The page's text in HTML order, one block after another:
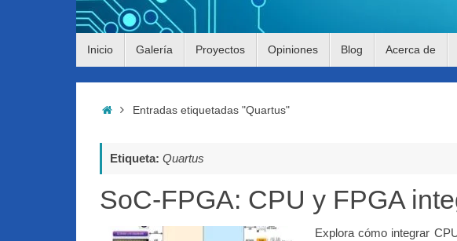
Inicio Galería Proyectos Opiniones Blog Acerca de
InicioEntradas etiquetadas "Quartus"
Etiqueta: Quartus
SoC-FPGA: CPU y FPGA
Explora cómo integrar